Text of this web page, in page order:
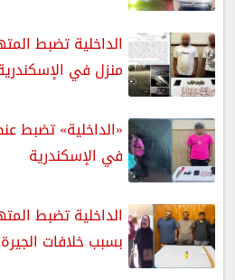
الداخلية تضبط
منزل في
«الداخلية» تضبط
في الإسكندرية
الداخلية تضبط
بسبب خلافات الجيرة